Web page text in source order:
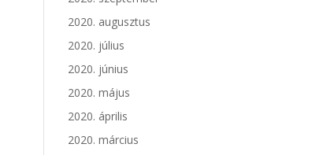
2020. augusztus
2020. július
2020. június
2020. május
2020. április
2020. március